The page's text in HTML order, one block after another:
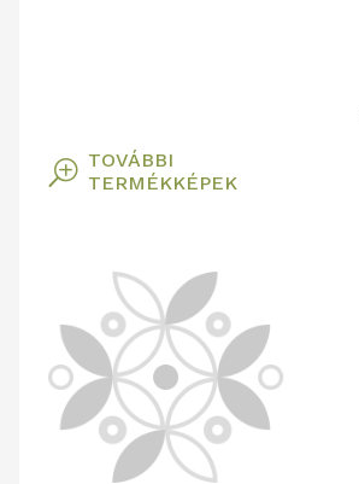
T TOVÁBBI
TERMÉKKÉPEK